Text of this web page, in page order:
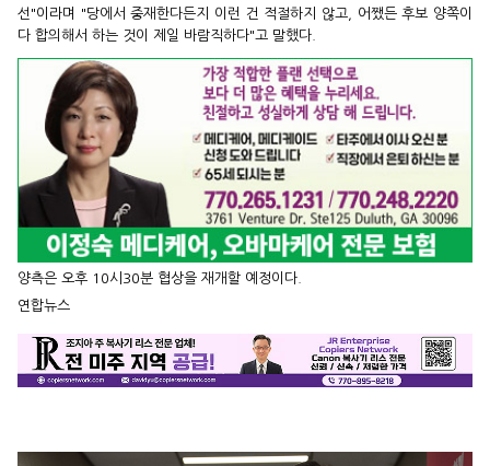
선"이라며 "당에서 중재한다든지 이런 건 적절하지 않고, 어쨌든 후보 양쪽이
다 합의해서 하는 것이 제일 바람직하다"고 말했다.
양측은 오후 10시30분 협상을 재개할 예정이다.
연합뉴스